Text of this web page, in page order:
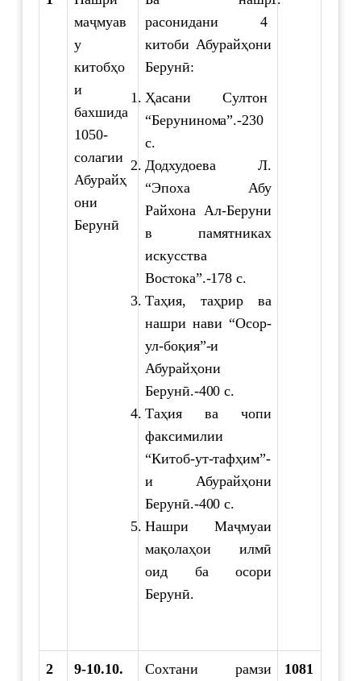
маҷмуав
у
китобҳо
и
бахшида
1050-
солагии
Абурайҳ
они
Берунӣ
расонидани 4
китоби Абурайҳони
Берунӣ:
Ҳасани Султон
“Берунинома”.-230
с.
Додхудоева Л.
“Эпоха Абу
Райхона Ал-Беруни
в памятниках
искусства
Востока”.-178 с.
Таҳия, таҳрир ва
нашри нави “Осор-
ул-боқия”-и
Абурайҳони
Берунӣ.-400 с.
Таҳия ва чопи
факсимилии
“Китоб-ут-тафҳим”-
и Абурайҳони
Берунӣ.-400 с.
Нашри Маҷмуаи
мақолаҳои илмӣ
оид ба осори
Берунӣ.
2
9-10.10.
Сохтани рамзи
1081